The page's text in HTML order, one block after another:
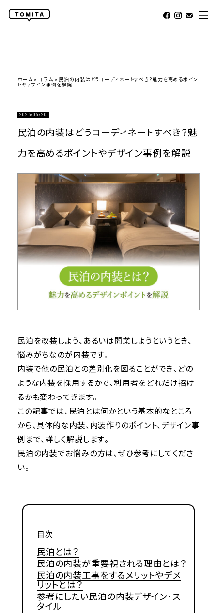
ホーム »コラム » 民泊の内装はどうコーディネートすべき？魅力を高めるポイン
トやデザイン事例を解説
2025/06/20
民泊の内装はどうコーディネートすべき？魅
力を高めるポイントやデザイン事例を解説
民泊を改装しよう、あるいは開業しようというとき、
悩みがちなのが内装です。
内装で他の民泊との差別化を図ることができ、どの
ような内装を採用するかで、利用者をどれだけ招け
るかも変わってきます。
この記事では、民泊とは何かという基本的なところ
から、具体的な内装、内装作りのポイント、デザイン事
例まで、詳しく解説します。
民泊の内装でお悩みの方は、ぜひ参考にしてくださ
い。
目次
民泊とは？
民泊の内装が重要視される理由とは？
民泊の内装工事をするメリットやデメ
リットとは？
参考にしたい民泊の内装デザイン・ス
タイル